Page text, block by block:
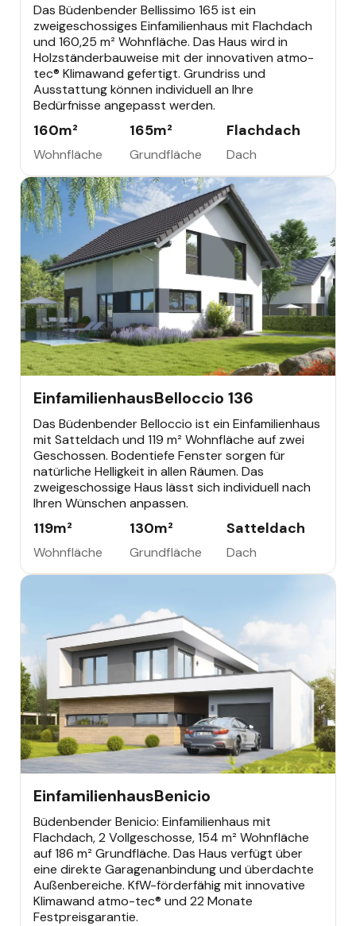
Das Büdenbender Bellissimo 165 ist ein
zweigeschossiges Einfamilienhaus mit Flachdach
und 160,25 m² Wohnfläche. Das Haus wird in
Holzständerbauweise mit der innovativen atmo-
tec® Klimawand gefertigt. Grundriss und
Ausstattung können individuell an Ihre
Bedürfnisse angepasst werden.
160m²
Wohnfläche
165m²
Grundfläche
Flachdach
Dach
Büdenbender Bestseller
EinfamilienhausBelloccio 136
Das Büdenbender Belloccio ist ein Einfamilienhaus
mit Satteldach und 119 m² Wohnfläche auf zwei
Geschossen. Bodentiefe Fenster sorgen für
natürliche Helligkeit in allen Räumen. Das
zweigeschossige Haus lässt sich individuell nach
Ihren Wünschen anpassen.
119m²
Wohnfläche
130m²
Grundfläche
Satteldach
Dach
EinfamilienhausBenicio
Büdenbender Benicio: Einfamilienhaus mit
Flachdach, 2 Vollgeschosse, 154 m² Wohnfläche
auf 186 m² Grundfläche. Das Haus verfügt über
eine direkte Garagenanbindung und überdachte
Außenbereiche. KfW-förderfähig mit innovative
Klimawand atmo-tec® und 22 Monate
Festpreisgarantie.